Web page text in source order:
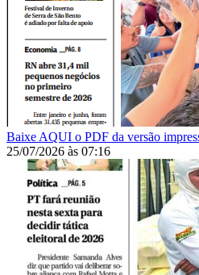
Baixe AQUI o PDF da versão
25/07/2026 às 07:16